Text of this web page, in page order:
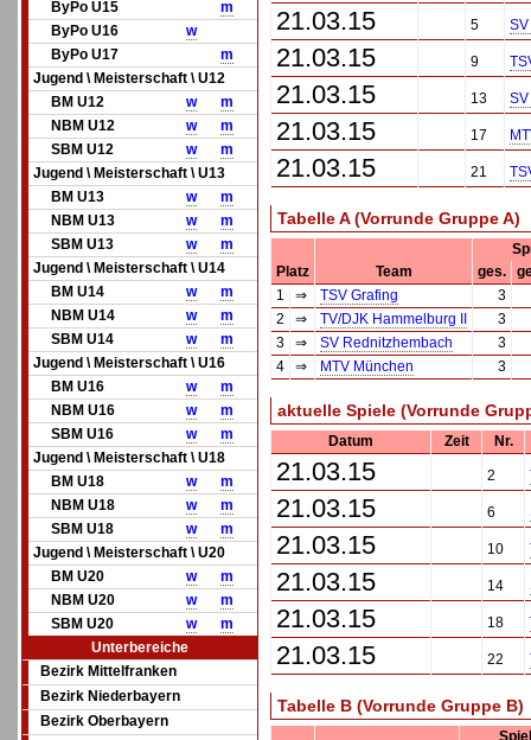
ByPo U15
m
ByPo U16
w
ByPo U17
m
Jugend \ Meisterschaft \ U12
BM U12
w
m
NBM U12
w
m
SBM U12
w
m
Jugend \ Meisterschaft \ U13
BM U13
w
m
NBM U13
w
m
SBM U13
w
m
Jugend \ Meisterschaft \ U14
BM U14
w
m
NBM U14
w
m
SBM U14
w
m
Jugend \ Meisterschaft \ U16
BM U16
w
m
NBM U16
w
m
SBM U16
w
m
Jugend \ Meisterschaft \ U18
BM U18
w
m
NBM U18
w
m
SBM U18
w
m
Jugend \ Meisterschaft \ U20
BM U20
w
m
NBM U20
w
m
SBM U20
w
m
Unterbereiche
Bezirk Mittelfranken
Bezirk Niederbayern
Bezirk Oberbayern
21.03.15 5
21.03.15 9
21.03.15 13
21.03.15 17
21.03.15 21
Tabelle A (Vorrunde Gruppe A)
Platz
Team ges.
1
⇒ TSV Grafing
3
2
⇒ TV/DJK Hammelburg II
3
3
⇒ SV Rednitzhembach
3
4
⇒ MTV München 3
aktuelle Spiele (Vorrunde
Datum Zeit Nr.
21.03.15 2
21.03.15 6
21.03.15 10
21.03.15 14
21.03.15 18
21.03.15 22
Tabelle B (Vorrunde Gruppe B)